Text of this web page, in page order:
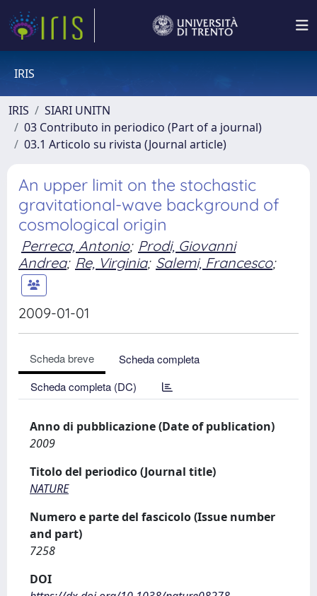
IRIS
IRIS
SIARI UNITN
03 Contributo in periodico (Part of a journal)
03.1 Articolo su rivista (Journal article)
An upper limit on the stochastic
gravitational-wave background of
cosmological origin
Perreca, Antonio; Prodi, Giovanni
Andrea; Re, Virginia; Salemi, Francesco;
2009-01-01
Scheda breve
Scheda completa
Scheda completa (DC)
Anno di pubblicazione (Date of publication)
2009
Titolo del periodico (Journal title)
NATURE
Numero e parte del fascicolo (Issue number
and part)
7258
DOI